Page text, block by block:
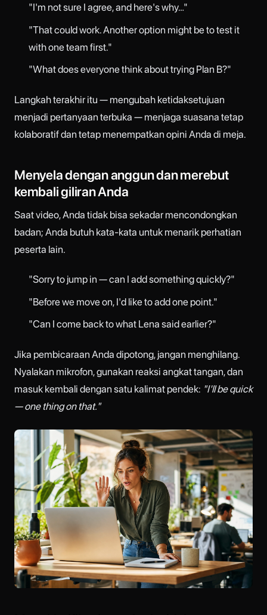
"I'm not sure I agree, and here's why…"
"That could work. Another option might be to test it
with one team first."
"What does everyone think about trying Plan B?"
Langkah terakhir itu — mengubah ketidaksetujuan
menjadi pertanyaan terbuka — menjaga suasana tetap
kolaboratif dan tetap menempatkan opini Anda di meja.
Menyela dengan anggun dan merebut
kembali giliran Anda
Saat video, Anda tidak bisa sekadar mencondongkan
badan; Anda butuh kata-kata untuk menarik perhatian
peserta lain.
"Sorry to jump in — can I add something quickly?"
"Before we move on, I'd like to add one point."
"Can I come back to what Lena said earlier?"
Jika pembicaraan Anda dipotong, jangan menghilang.
Nyalakan mikrofon, gunakan reaksi angkat tangan, dan
masuk kembali dengan satu kalimat pendek: "I'll be quick
— one thing on that."